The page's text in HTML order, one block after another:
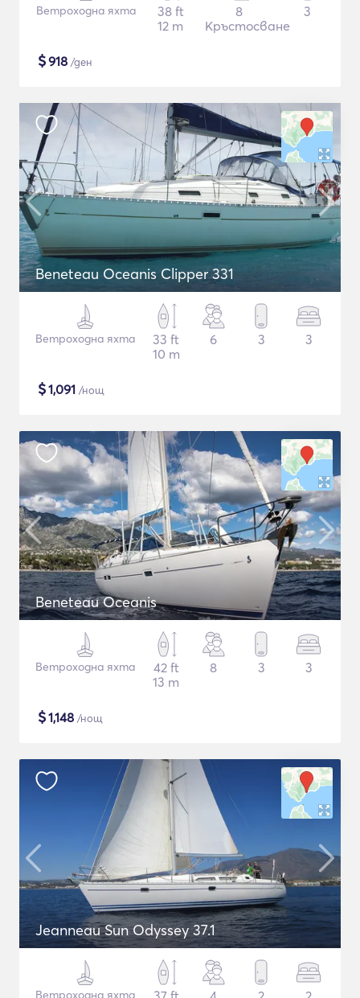
Ветроходна яхта
38 ft
12 m
8
Кръстосване
3
$918 /ден
Beneteau Oceanis Clipper 331
Ветроходна яхта
33 ft
10 m
6 3 3
$1,091 /нощ
Beneteau Oceanis
Ветроходна яхта
42 ft
13 m
8 3 3
$1,148 /нощ
Jeanneau Sun Odyssey 37.1
Ветроходна яхта